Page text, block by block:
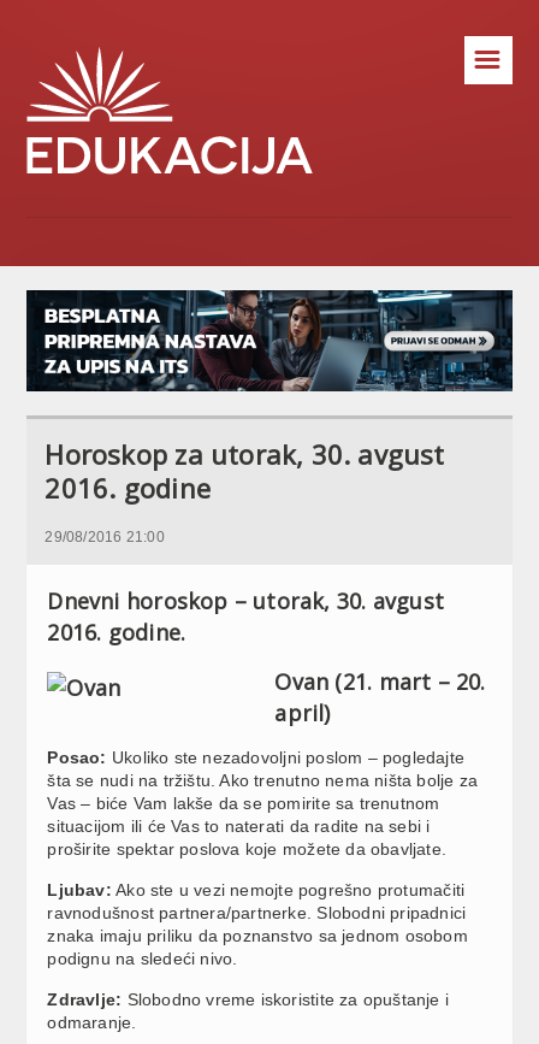
☰
Horoskop za utorak, 30. avgust
2016. godine
29/08/2016 21:00
Dnevni horoskop – utorak, 30. avgust
2016. godine.
Ovan (21. mart – 20.
april)
Posao: Ukoliko ste nezadovoljni poslom – pogledajte
šta se nudi na tržištu. Ako trenutno nema ništa bolje za
Vas – biće Vam lakše da se pomirite sa trenutnom
situacijom ili će Vas to naterati da radite na sebi i
proširite spektar poslova koje možete da obavljate.
Ljubav: Ako ste u vezi nemojte pogrešno protumačiti
ravnodušnost partnera/partnerke. Slobodni pripadnici
znaka imaju priliku da poznanstvo sa jednom osobom
podignu na sledeći nivo.
Zdravlje: Slobodno vreme iskoristite za opuštanje i
odmaranje.